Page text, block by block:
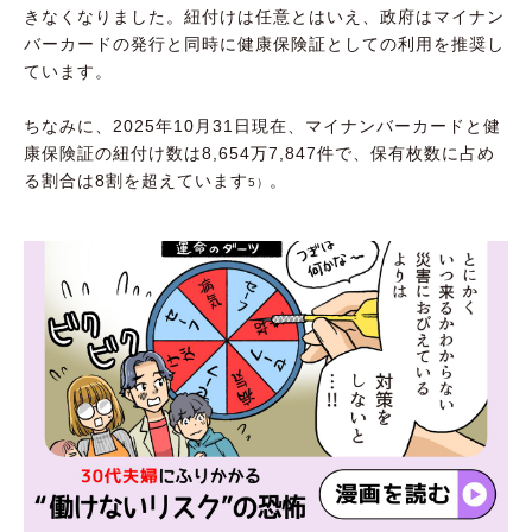
きなくなりました。紐付けは任意とはいえ、政府はマイナン
バーカードの発行と同時に健康保険証としての利用を推奨し
ています。
ちなみに、2025年10月31日現在、マイナンバーカードと健
康保険証の紐付け数は8,654万7,847件で、保有枚数に占め
る割合は8割を超えています5） 。